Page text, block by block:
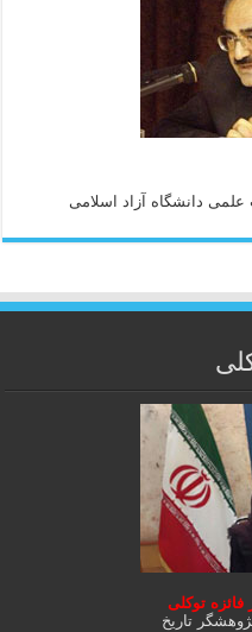
دانشگاه آزاد اسلامی
توکلی
تاریخ